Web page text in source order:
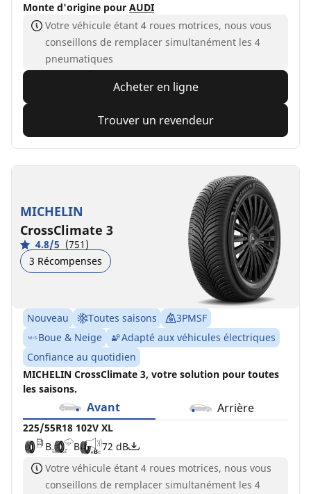
Monte d'origine pour AUDI
Votre véhicule étant 4 roues motrices, nous vous
conseillons de remplacer simultanément les 4
pneumatiques
Acheter en ligne
Trouver un revendeur
MICHELIN
CrossClimate 3
4.8/5 (751)
3 Récompenses
Nouveau Toutes saisons
3PMSF
Boue & Neige
Adapté aux véhicules électriques
Confiance au quotidien
MICHELIN CrossClimate 3, votre solution pour toutes
les saisons.
Avant Arrière
225/55R18 102V XL
B
B
72 dB
Votre véhicule étant 4 roues motrices, nous vous
conseillons de remplacer simultanément les 4